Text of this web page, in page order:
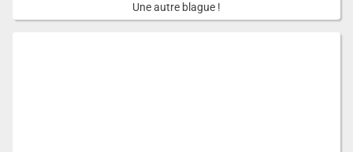
Une autre blague !